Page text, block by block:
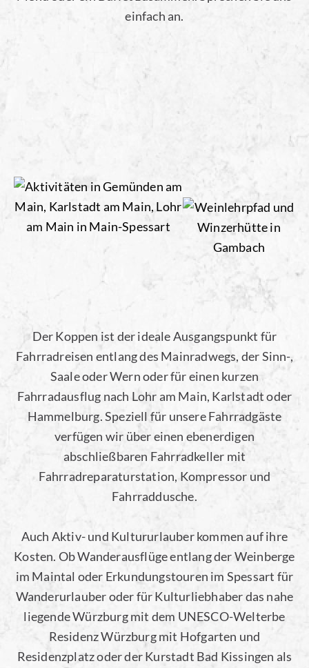
einfach an.
Der Koppen ist der ideale Ausgangspunkt für
Fahrradreisen entlang des Mainradwegs, der Sinn-,
Saale oder Wern oder für einen kurzen
Fahrradausflug nach Lohr am Main, Karlstadt oder
Hammelburg. Speziell für unsere Fahrradgäste
verfügen wir über einen ebenerdigen
abschließbaren Fahrradkeller mit
Fahrradreparaturstation, Kompressor und
Fahrraddusche.
Auch Aktiv- und Kultururlauber kommen auf ihre
Kosten. Ob Wanderausflüge entlang der Weinberge
im Maintal oder Erkundungstouren im Spessart für
Wanderurlauber oder für Kulturliebhaber das nahe
liegende Würzburg mit dem UNESCO-Welterbe
Residenz Würzburg mit Hofgarten und
Residenzplatz oder der Kurstadt Bad Kissingen als